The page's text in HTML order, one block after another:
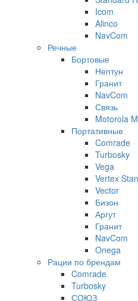
Icom
Alinco
NavCom
Речные
Бортовые
Нептун
Гранит
NavCom
Связь
Motorola
Портативные
Comrade
Turbosky
Vega
Vertex
Vector
Бизон
Аргут
Гранит
NavCom
Onega
Рации по брендам
Comrade
Turbosky
СОЮЗ